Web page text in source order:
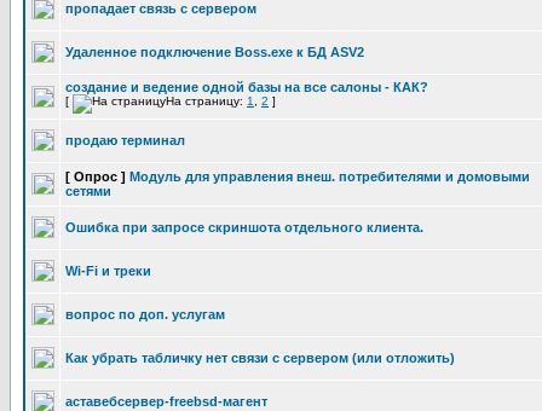
пропадает связь с сервером
Удаленное подключение Boss.exe к БД ASV2
создание и ведение одной базы на все салоны - КАК?
[ На страницу: 1 2 ]
продаю терминал
[ Опрос ] Модуль для управления внеш. потребителями и домовыми
сетями
Ошибка при запросе скриншота отдельного клиента.
Wi-Fi и треки
вопрос по доп. услугам
Как убрать табличку нет связи с сервером (или отложить)
аставебсервер-freebsd-магент